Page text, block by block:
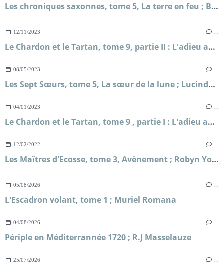
Les chroniques saxonnes, tome 5, La terre en feu ; Bernard Cornwell
12/11/2023
Le Chardon et le Tartan, tome 9, partie II : L'adieu aux abeilles ; Diana Gabaldon
08/05/2023
Les Sept Sœurs, tome 5, La sœur de la lune ; Lucinda Riley
04/01/2023
Le Chardon et le Tartan, tome 9 , partie I : L'adieu aux abeilles ; Diana Gabaldon
12/02/2022
Les Maîtres d'Ecosse, tome 3, Avènement ; Robyn Young
05/08/2026
L'Escadron volant, tome 1 ; Muriel Romana
04/08/2026
Périple en Méditerrannée 1720 ; R.J Masselauze
25/07/2026